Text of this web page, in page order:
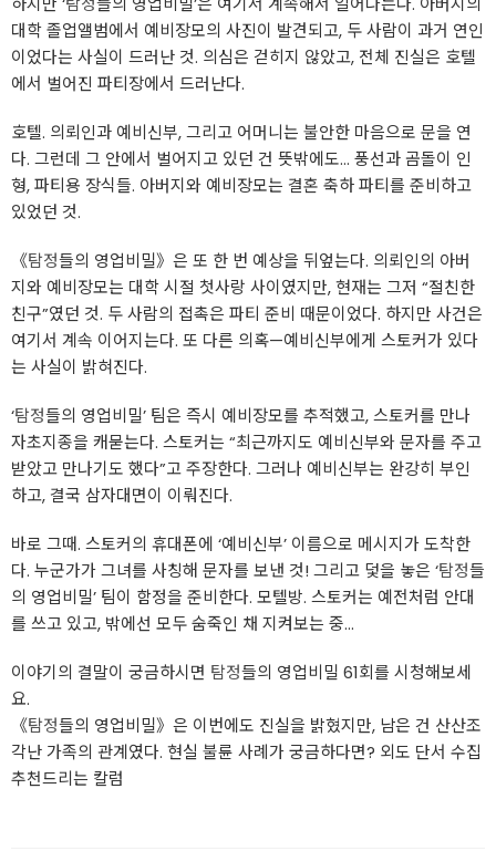
대학 졸업앨범에서 예비장모의 사진이 발견되고, 두 사람이 과거 연인
이었다는 사실이 드러난 것. 의심은 걷히지 않았고, 전체 진실은 호텔
에서 벌어진 파티장에서 드러난다.
호텔. 의뢰인과 예비신부, 그리고 어머니는 불안한 마음으로 문을 연
다. 그런데 그 안에서 벌어지고 있던 건 뜻밖에도… 풍선과 곰돌이 인
형, 파티용 장식들. 아버지와 예비장모는 결혼 축하 파티를 준비하고
있었던 것.
《탐정들의 영업비밀》은 또 한 번 예상을 뒤엎는다. 의뢰인의 아버
지와 예비장모는 대학 시절 첫사랑 사이였지만, 현재는 그저 “절친한
친구”였던 것. 두 사람의 접촉은 파티 준비 때문이었다. 하지만 사건은
여기서 계속 이어지는다. 또 다른 의혹—예비신부에게 스토커가 있다
는 사실이 밝혀진다.
‘탐정들의 영업비밀’ 팀은 즉시 예비장모를 추적했고, 스토커를 만나
자초지종을 캐묻는다. 스토커는 “최근까지도 예비신부와 문자를 주고
받았고 만나기도 했다”고 주장한다. 그러나 예비신부는 완강히 부인
하고, 결국 삼자대면이 이뤄진다.
바로 그때. 스토커의 휴대폰에 ‘예비신부’ 이름으로 메시지가 도착한
다. 누군가가 그녀를 사칭해 문자를 보낸 것! 그리고 덫을 놓은 ‘탐정들
의 영업비밀’ 팀이 함정을 준비한다. 모텔방. 스토커는 예전처럼 안대
를 쓰고 있고, 밖에선 모두 숨죽인 채 지켜보는 중...
이야기의 결말이 궁금하시면 탐정들의 영업비밀 61회를 시청해보세
요.
《탐정들의 영업비밀》은 이번에도 진실을 밝혔지만, 남은 건 산산조
각난 가족의 관계였다. 현실 불륜 사례가 궁금하다면? 외도 단서 수집
추천드리는 칼럼